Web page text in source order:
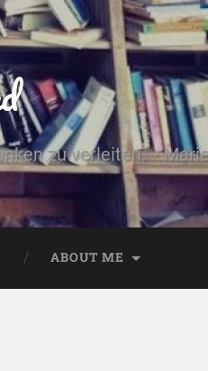
zu verleiten." -
ABOUT ME